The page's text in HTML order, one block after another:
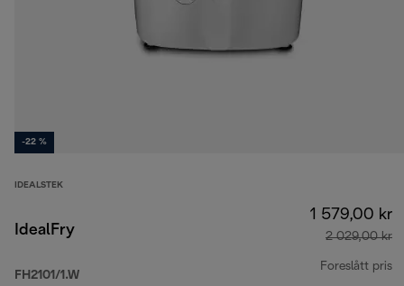
-22 %
IDEALSTEK
IdealFry
FH2101/1.W
1 579,00 kr
2 029,00 kr
Foreslått pris